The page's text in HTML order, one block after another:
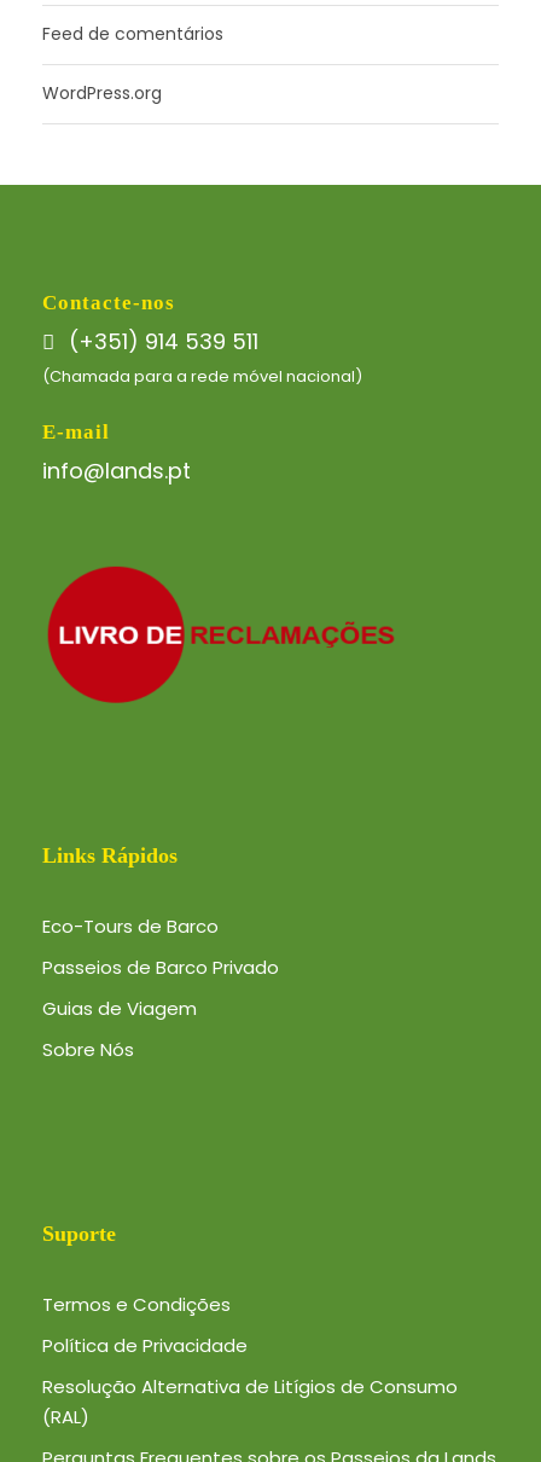
Feed de comentários
WordPress.org
Contacte-nos
(+351) 914 539 511
(Chamada para a rede móvel nacional)
E-mail
info@lands.pt
Links Rápidos
Eco-Tours de Barco
Passeios de Barco Privado
Guias de Viagem
Sobre Nós
Suporte
Termos e Condições
Política de Privacidade
Resolução Alternativa de Litígios de Consumo
(RAL)